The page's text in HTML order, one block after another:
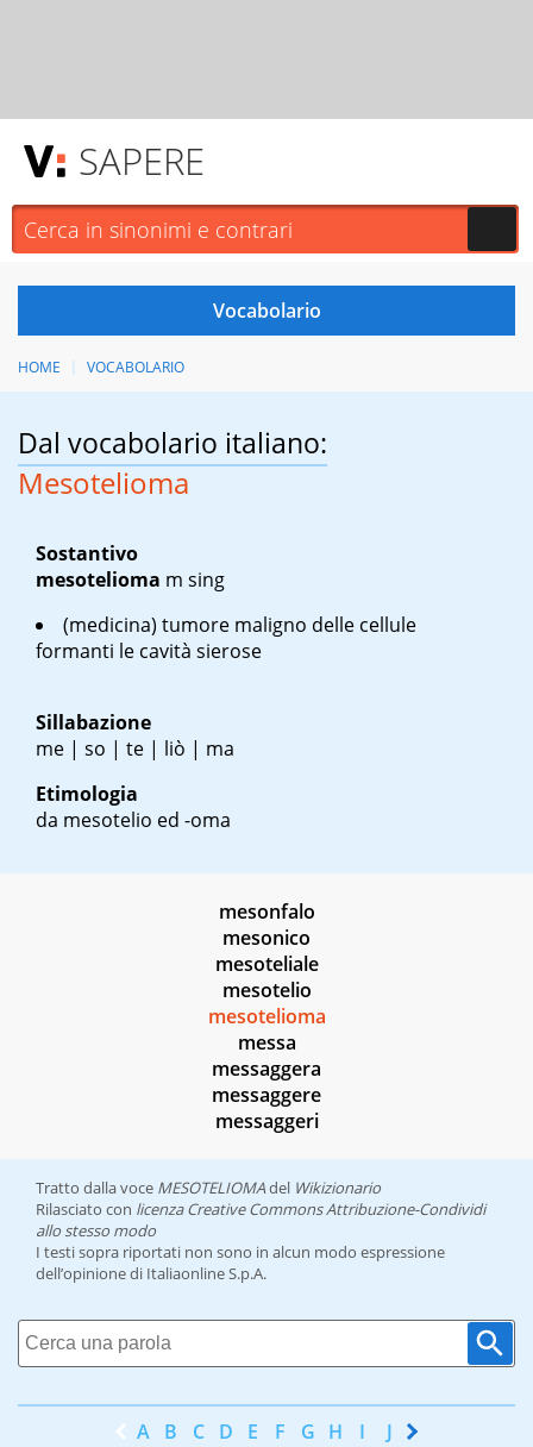
SAPERE
HOME VOCABOLARIO
Dal vocabolario italiano:
Mesotelioma
Sostantivo
mesotelioma m sing
(medicina) tumore maligno delle cellule
formanti le cavità sierose
Sillabazione
me | so | te | liò | ma
Etimologia
da mesotelio ed -oma
mesonfalo
mesonico
mesoteliale
mesotelio
mesotelioma
messa
messaggera
messaggere
messaggeri
Tratto dalla voce MESOTELIOMAdel Wikizionario
Rilasciato con licenza Creative Commons Attribuzione-Condividi
allo stesso modo
I testi sopra riportati non sono in alcun modo espressione
dell’opinione di Italiaonline S.p.A.
A B C D E F G H I J K